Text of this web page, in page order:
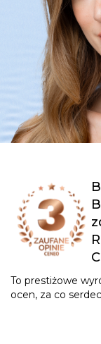
To prestiżowe
ocen, za co